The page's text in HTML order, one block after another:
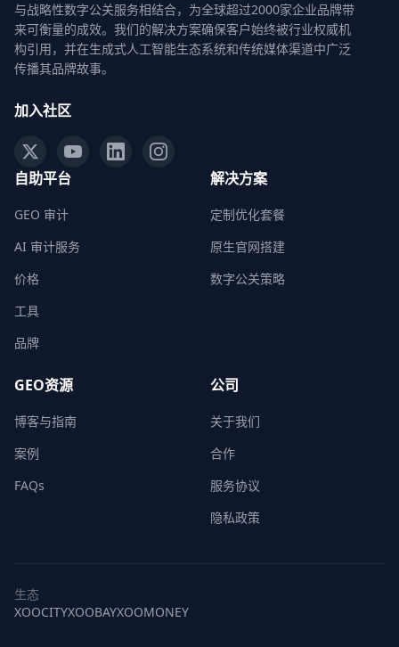
与战略性数字公关服务相结合，为全球超过2000家企业品牌带
来可衡量的成效。我们的解决方案确保客户始终被行业权威机
构引用，并在生成式人工智能生态系统和传统媒体渠道中广泛
传播其品牌故事。
加入社区
自助平台
GEO 审计
AI 审计服务
价格
工具
品牌
解决方案
定制优化套餐
原生官网搭建
数字公关策略
GEO资源
博客与指南
案例
FAQs
公司
关于我们
合作
服务协议
隐私政策
生态
XOOCITYXOOBAYXOOMONEY